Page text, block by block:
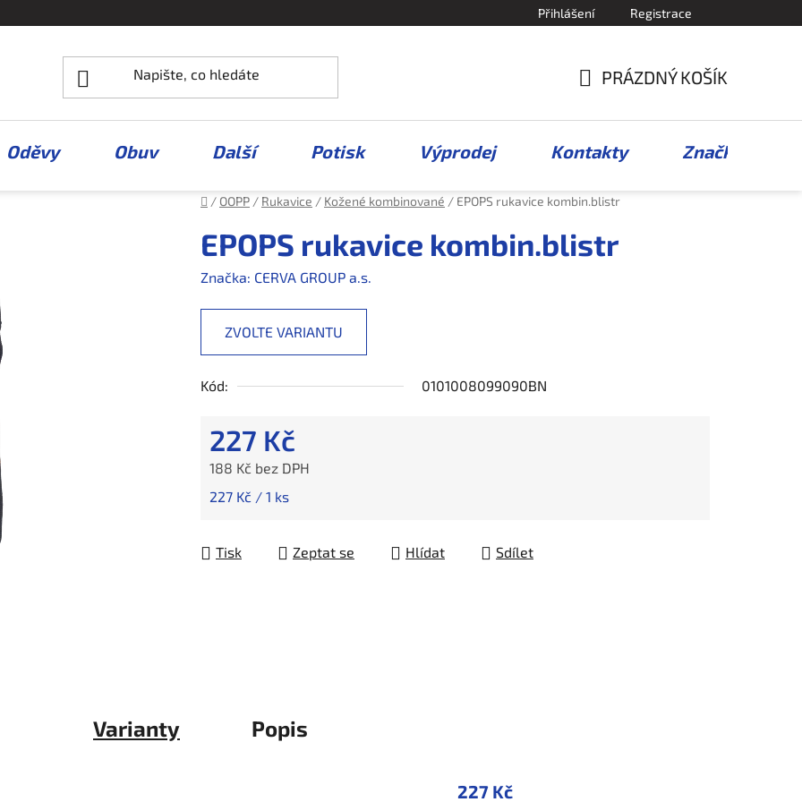
Přihlášení Registrace
KOŠÍK
PRÁZDNÝ KOŠÍK
Oděvy Obuv Další Potisk Výprodej Kontakty Značky
Domů
/ OOPP / Rukavice / Kožené kombinované / EPOPS rukavice kombin.blistr
EPOPS rukavice kombin.blistr
Značka: CERVA GROUP a.s.
ZVOLTE VARIANTU
Kód: 0101008099090BN
227 Kč
188 Kč bez DPH
Měrná cena:
227 Kč / 1 ks
Tisk Zeptat se Hlídat Sdílet
Varianty Popis
227 Kč